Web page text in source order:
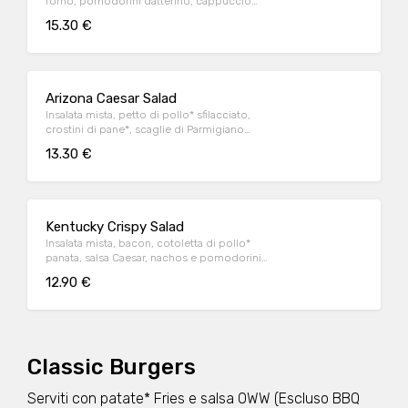
15.30 €
Arizona Caesar Salad
Insalata mista, petto di pollo* sfilacciato,
crostini di pane*, scaglie di Parmigiano
13.30 €
Kentucky Crispy Salad
Insalata mista, bacon, cotoletta di pollo*
panata, salsa Caesar, nachos e pomodorini
12.90 €
Classic Burgers
Serviti con patate* Fries e salsa OWW (Escluso BBQ